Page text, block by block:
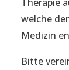
welche
Medizin
Bitte